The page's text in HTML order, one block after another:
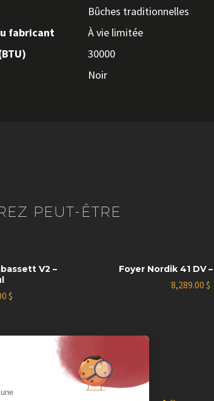
Bûches traditionnelles
fabricant
À vie limitée
30000
Noir
PEUT-ÊTRE
V2 –
$
Foyer Nordik 41 DV
8,289.00$